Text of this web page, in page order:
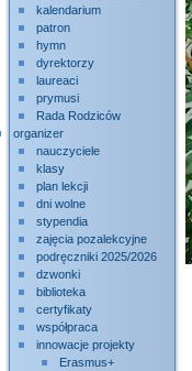
kalendarium
patron
hymn
dyrektorzy
laureaci
prymusi
Rada Rodziców
organizer
nauczyciele
klasy
plan lekcji
dni wolne
stypendia
zajęcia pozalekcyjne
podręczniki 2025/2026
dzwonki
biblioteka
certyfikaty
współpraca
innowacje projekty
Erasmus+